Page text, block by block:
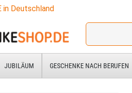
in Deutschland
Ich
für:
JUBILÄUM GESCHENKE NACH BERUFEN